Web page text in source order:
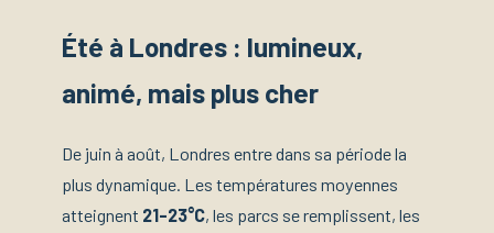
Été à Londres : lumineux,
animé, mais plus cher
De juin à août, Londres entre dans sa période la
plus dynamique. Les températures moyennes
atteignent 21-23°C, les parcs se remplissent, les